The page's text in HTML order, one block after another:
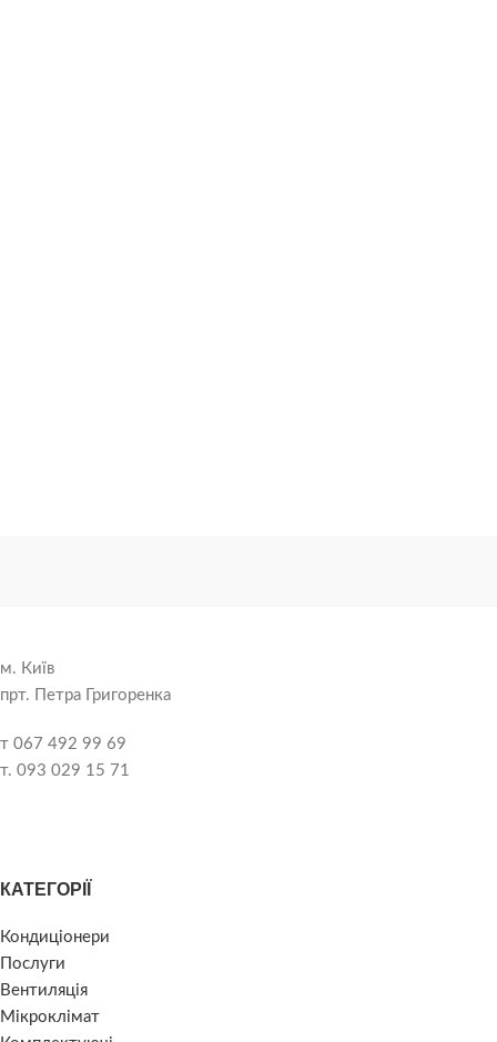
м. Київ
прт. Петра Григоренка
т 067 492 99 69
т. 093 029 15 71
КАТЕГОРІЇ
Кондиціонери
Послуги
Вентиляція
Мікроклімат